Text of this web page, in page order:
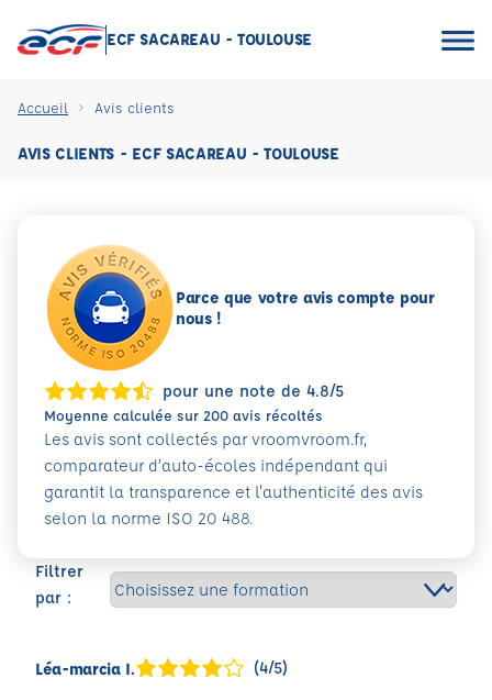
ECF SACAREAU - TOULOUSE
Accueil Avis clients
AVIS CLIENTS - ECF SACAREAU - TOULOUSE
Filtrer
par :
Léa-marcia I. (4/5)
Parce que votre avis compte pour
nous !
pour une note de 4.8/5
Moyenne calculée sur 200 avis récoltés
Les avis sont collectés par vroomvroom.fr,
comparateur d’auto-écoles indépendant qui
garantit la transparence et l'authenticité des avis
selon la norme ISO 20 488.